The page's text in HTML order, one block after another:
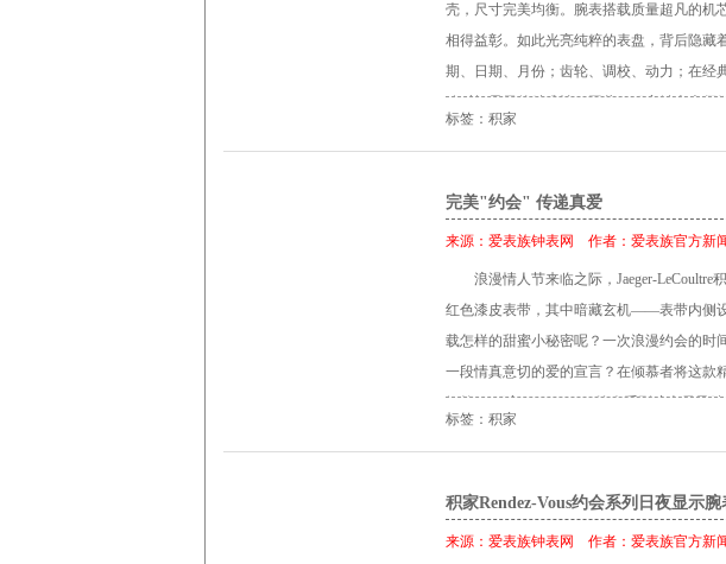
置：一组显示本地时间，另一组显示第二时
制，而又都拥有各自独立的动力来源，从而
耗。第二时区的运行不会影响到腕表的整体
个机械装置拥有50 小时的动力储备，一枚表
上，体现腕表的整体平衡感：2 点位置视窗
旅行时区的跳时和分钟。 6 点位置的地球与
角，并饰以磨光线脚。传动链也为手工倒角
理。此种装饰的灵感来源于品牌历史悠久的
Time 双翼系列寰宇旅行时间腕表玫瑰金款传
业的精湛技术与精准计时致敬，彰显180 多
壳，尺寸完美均衡。腕表搭载质量超凡的机
相得益彰。如此光亮纯粹的表盘，背后隐藏
期、日期、月份；齿轮、调校、动力；在经
响时间显示的精准性。因此，积家钟表大师
月相日历腕表宛若一款经典时计，同时表壳
点是拥有两个相互独立且皆具备50小时动
摆轮调节的动力完全用于精准计时，而第二
分钟、秒钟、日历和月相。瞬跳秒针确保两
Quantième Lunaire双翼月相日历腕表展现了
亮：瞬跳秒针以六分之一秒跳跃前进，让腕
过去，只有不含任何复杂功能的腕表才拥有
能让积家开启高级制表史上的全新篇章……
标签：积家
完美"约会" 传递真爱
来源： 爱表族钟表网 作者： 爱表族官方新
浪漫情人节来临之际，Jaeger-LeCoultre
红色漆皮表带，其中暗藏玄机――表带内侧
载怎样的甜蜜小秘密呢？一次浪漫约会的时
一段情真意切的爱的宣言？在倾慕者将这款
解答。 积家Rendez-Vous约会系列腕表尽显
一处细节中。表壳与表盘完美呼应，为机械
标签：积家
积家Rendez-Vous约会系列日夜显示
来源： 爱表族钟表网 作者： 爱表族官方新